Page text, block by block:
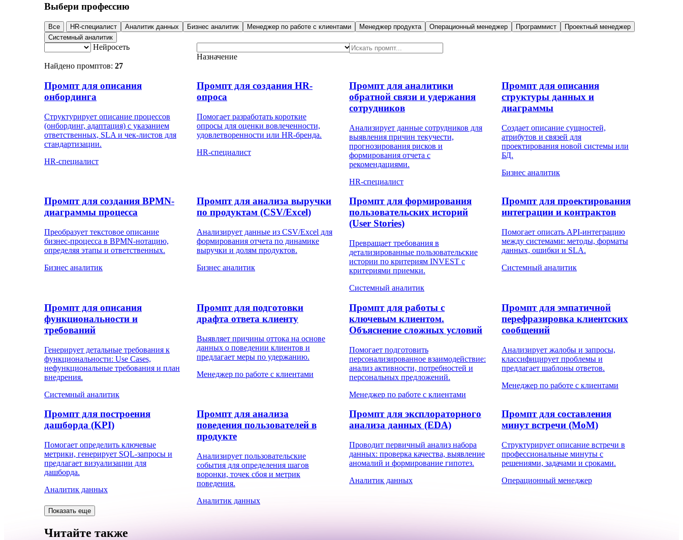
Выбери профессию
Все HR-специалист Аналитик данных Бизнес аналитик Менеджер по работе с клиентами Менеджер продукта Операционный менеджер Программист
Проектный менеджер
Системный аналитик
Нейросеть
Назначение
Найдено промптов: 27
Промпт для описания
онбординга
Структурирует описание процессов
(онбординг, адаптация) с указанием
ответственных, SLA и чек-листов для
стандартизации.
HR-специалист
Промпт для создания HR-
опроса
Помогает разработать короткие
опросы для оценки вовлеченности,
удовлетворенности или HR-бренда.
HR-специалист
Промпт для аналитики
обратной связи и удержания
сотрудников
Анализирует данные сотрудников для
выявления причин текучести,
прогнозирования рисков и
формирования отчета с
рекомендациями.
HR-специалист
Промпт для описания
структуры данных и
диаграммы
Создает описание сущностей,
атрибутов и связей для
проектирования новой системы или
БД.
Бизнес аналитик
Промпт для создания BPMN-
диаграммы процесса
Преобразует текстовое описание
бизнес-процесса в BPMN-нотацию,
определяя этапы и ответственных.
Бизнес аналитик
Промпт для анализа выручки
по продуктам (CSV/Excel)
Анализирует данные из CSV/Excel для
формирования отчета по динамике
выручки и долям продуктов.
Бизнес аналитик
Промпт для формирования
пользовательских историй
(User Stories)
Превращает требования в
детализированные пользовательские
истории по критериям INVEST с
критериями приемки.
Системный аналитик
Промпт для проектирования
интеграции и контрактов
Помогает описать API-интеграцию
между системами: методы, форматы
данных, ошибки и SLA.
Системный аналитик
Промпт для описания
функциональности и
требований
Генерирует детальные требования к
функциональности: Use Cases,
нефункциональные требования и план
внедрения.
Системный аналитик
Промпт для подготовки
драфта ответа клиенту
Выявляет причины оттока на основе
данных о поведении клиентов и
предлагает меры по удержанию.
Менеджер по работе с клиентами
Промпт для работы с
ключевым клиентом.
Объяснение сложных условий
Помогает подготовить
персонализированное взаимодействие:
анализ активности, потребностей и
персональных предложений.
Менеджер по работе с клиентами
Промпт для эмпатичной
перефразировка клиентских
сообщений
Анализирует жалобы и запросы,
классифицирует проблемы и
предлагает шаблоны ответов.
Менеджер по работе с клиентами
Промпт для построения
дашборда (KPI)
Помогает определить ключевые
метрики, генерирует SQL-запросы и
предлагает визуализации для
дашборда.
Аналитик данных
Промпт для анализа
поведения пользователей в
продукте
Анализирует пользовательские
события для определения шагов
воронки, точек сбоя и метрик
поведения.
Аналитик данных
Промпт для эксплораторного
анализа данных (EDA)
Проводит первичный анализ набора
данных: проверка качества, выявление
аномалий и формирование гипотез.
Аналитик данных
Промпт для составления
минут встречи (MoM)
Структурирует описание встречи в
профессиональные минуты с
решениями, задачами и сроками.
Операционный менеджер
Показать еще
Читайте также